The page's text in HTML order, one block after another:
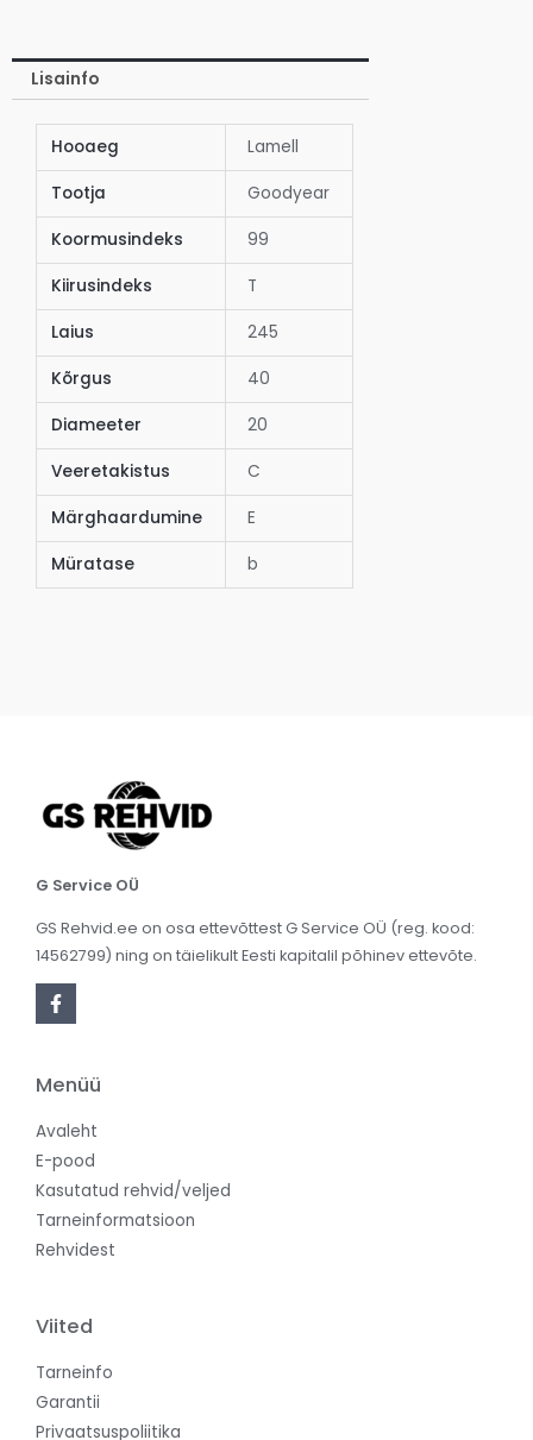
Lisainfo
Hooaeg Lamell
Tootja Goodyear
Koormusindeks 99
Kiirusindeks T
Laius 245
Kõrgus 40
Diameeter 20
Veeretakistus C
Märghaardumine E
Müratase b
G Service OÜ
GS Rehvid.ee on osa ettevõttest G Service OÜ (reg. kood:
14562799) ning on täielikult Eesti kapitalil põhinev ettevõte.
Menüü
Avaleht
E-pood
Kasutatud rehvid/veljed
Tarneinformatsioon
Rehvidest
Viited
Tarneinfo
Garantii
Privaatsuspoliitika